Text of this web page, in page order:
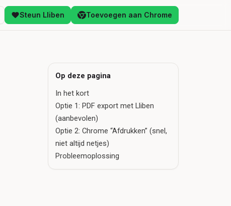
Steun Lliben Toevoegen aan Chrome
Op deze pagina
In het kort
Optie 1: PDF export met Lliben
(aanbevolen)
Optie 2: Chrome “Afdrukken” (snel,
niet altijd netjes)
Probleemoplossing